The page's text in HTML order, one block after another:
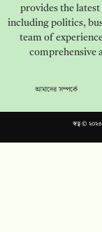
provides the
including politics,
team of
comprehensive
আমাদের সম্পর্কে
স্বত্ব ©